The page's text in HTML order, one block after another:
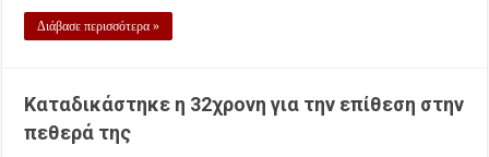
Διάβασε περισσότερα »
Καταδικάστηκε η 32χρονη για την επίθεση στην
πεθερά της